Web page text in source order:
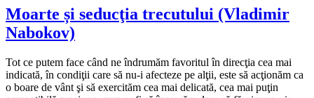
Moarte și seducţia trecutului (Vladimir
Nabokov)
Tot ce putem face când ne îndrumăm favoritul în direcţia cea mai
indicată, în condiţii care să nu-i afecteze pe alţii, este să acţionăm ca
o boare de vânt şi să exercităm cea mai delicată, cea mai puţin